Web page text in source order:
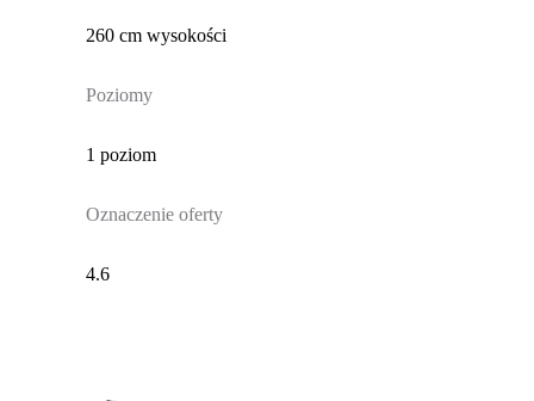
260 cm wysokości
Poziomy
1 poziom
Oznaczenie oferty
4.6